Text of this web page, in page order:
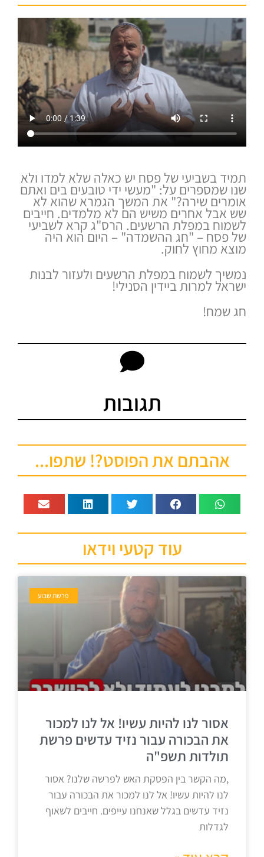
תמיד בשביעי של פסח יש כאלה שלא למדו ולא
שנו שמספרים על: "מעשי ידי טובעים בים ואתם
אומרים שירה?" את המשך הגמרא שהוא לא
שש אבל אחרים משיש הם לא מלמדים. חייבים
לשמוח במפלת הרשעים. הרס"ג קרא לשביעי
של פסח – "חג ההשמדה" – היום הוא היה
מוצא מחוץ לחוק.
נמשיך לשמוח במפלת הרשעים ולעזור לבנות
ישראל למרות ביידין הסנילי!
חג שמח!
תגובות
אהבתם את הפוסט?! שתפו...
עוד קטעי וידאו
פרשת שבוע
אסור לנו להיות עשיו! אל לנו למכור
את הבכורה עבור נזיד עדשים פרשת
תולדות תשפ"ה
,מה הקשר בין הפסקת האש לפרשה שלנו? אסור
לנו להיות עשיו! אל לנו למכור את הבכורה עבור
נזיד עדשים בגלל שאנחנו עייפים. חייבים לשאוף
לגדלות